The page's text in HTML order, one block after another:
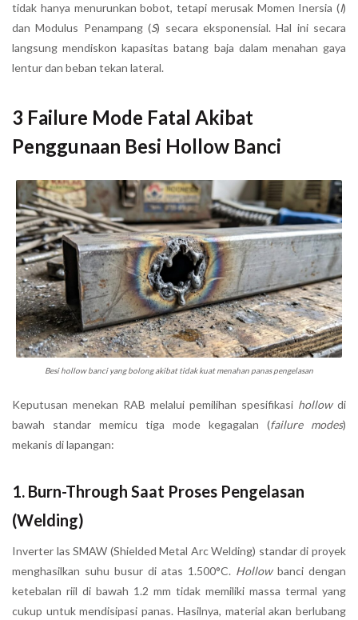
tidak hanya menurunkan bobot, tetapi merusak Momen Inersia (I)
dan Modulus Penampang (S) secara eksponensial. Hal ini secara
langsung mendiskon kapasitas batang baja dalam menahan gaya
lentur dan beban tekan lateral.
3 Failure Mode Fatal Akibat
Penggunaan Besi Hollow Banci
Besi hollow banci yang bolong akibat tidak kuat menahan panas pengelasan
Keputusan menekan RAB melalui pemilihan spesifikasi hollowdi
bawah standar memicu tiga mode kegagalan (failure modes)
mekanis di lapangan:
1. Burn-Through Saat Proses Pengelasan
(Welding)
Inverter las SMAW (Shielded Metal Arc Welding) standar di proyek
menghasilkan suhu busur di atas 1.500°C. Hollowbanci dengan
ketebalan riil di bawah 1.2 mm tidak memiliki massa termal yang
cukup untuk mendisipasi panas. Hasilnya, material akan berlubang